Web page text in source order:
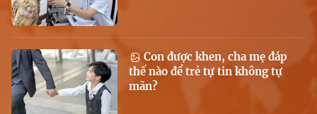
Con được khen, cha mẹ đáp
thế nào để trẻ tự tin không tự
mãn?